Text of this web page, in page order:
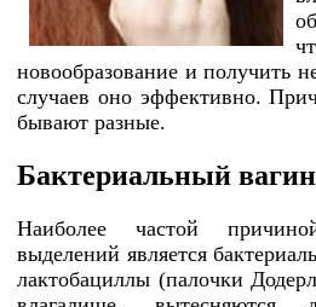
новообразование и получить
случаев оно эффективно.
бывают разные.
Бактериальный
Наиболее частой
выделений является
лактобациллы (палочки